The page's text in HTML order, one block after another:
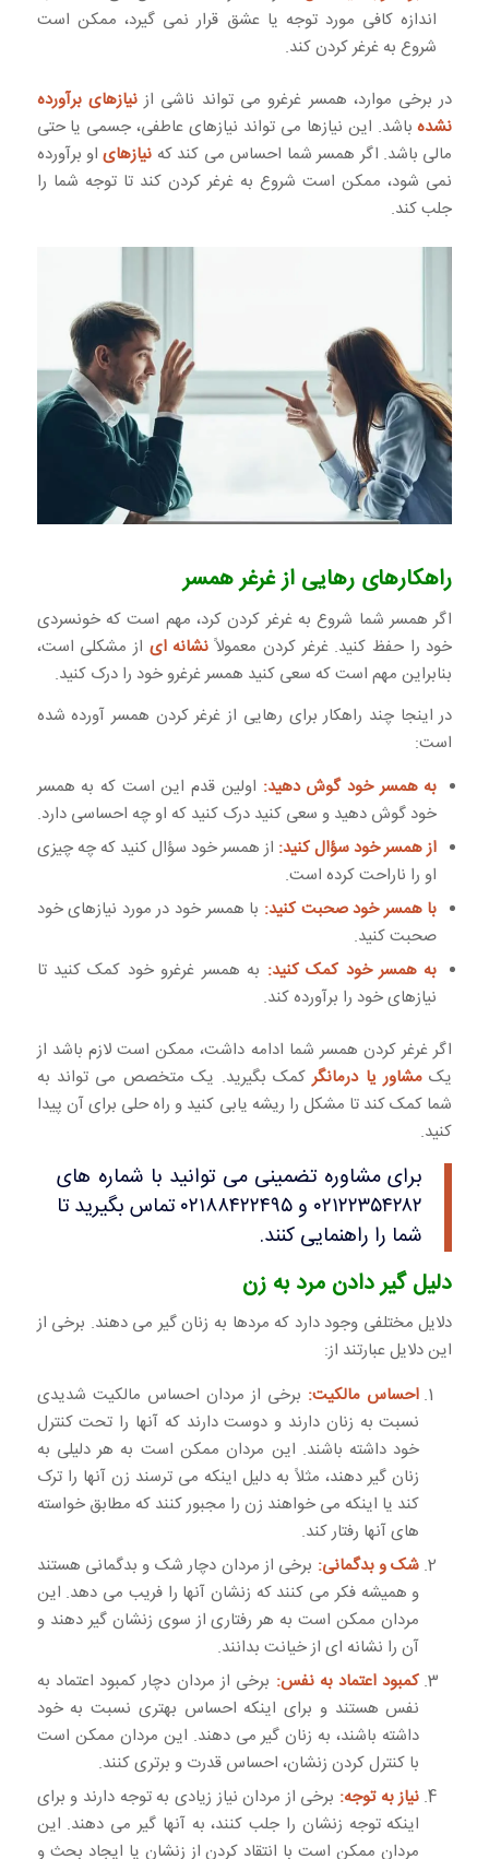
اندازه کافی مورد توجه یا عشق قرار نمی گیرد، ممکن است
شروع به غرغر کردن کند.
در برخی موارد، همسر غرغرو می تواند ناشی ازنیازهای برآورده
نشده باشد. این نیازها می تواند نیازهای عاطفی، جسمی یا حتی
مالی باشد. اگر همسر شما احساس می کند که نیازهای او برآورده
نمی شود، ممکن است شروع به غرغر کردن کند تا توجه شما را
جلب کند.
راهکارهای رهایی از غرغر همسر
اگر همسر شما شروع به غرغر کردن کرد، مهم است که خونسردی
خود را حفظ کنید. غرغر کردن معمولاً نشانه ای از مشکلی است،
بنابراین مهم است که سعی کنید همسر غرغرو خود را درک کنید.
در اینجا چند راهکار برای رهایی از غرغر کردن همسر آورده شده
است:
به همسر خود گوش دهید: اولین قدم این است که به همسر
خود گوش دهید و سعی کنید درک کنید که او چه احساسی دارد.
از همسر خود سؤال کنید: از همسر خود سؤال کنید که چه چیزی
او را ناراحت کرده است.
با همسر خود صحبت کنید: با همسر خود در مورد نیازهای خود
صحبت کنید.
به همسر خود کمک کنید: به همسر غرغرو خود کمک کنید تا
نیازهای خود را برآورده کند.
اگر غرغر کردن همسر شما ادامه داشت، ممکن است لازم باشد از
یک مشاور یا درمانگر کمک بگیرید. یک متخصص می تواند به
شما کمک کند تا مشکل را ریشه یابی کنید و راه حلی برای آن پیدا
کنید.
برای مشاوره تضمینی می توانید با شماره های
۰۲۱۲۲۳۵۴۲۸۲ و ۰۲۱۸۸۴۲۲۴۹۵ تماس بگیرید تا
شما را راهنمایی کنند.
دلیل گیر دادن مرد به زن
دلایل مختلفی وجود دارد که مردها به زنان گیر می دهند. برخی از
این دلایل عبارتند از:
احساس مالکیت: برخی از مردان احساس مالکیت شدیدی
نسبت به زنان دارند و دوست دارند که آنها را تحت کنترل
خود داشته باشند. این مردان ممکن است به هر دلیلی به
زنان گیر دهند، مثلاً به دلیل اینکه می ترسند زن آنها را ترک
کند یا اینکه می خواهند زن را مجبور کنند که مطابق خواسته
های آنها رفتار کند.
شک و بدگمانی: برخی از مردان دچار شک و بدگمانی هستند
و همیشه فکر می کنند که زنشان آنها را فریب می دهد. این
مردان ممکن است به هر رفتاری از سوی زنشان گیر دهند و
آن را نشانه ای از خیانت بدانند.
کمبود اعتماد به نفس: برخی از مردان دچار کمبود اعتماد به
نفس هستند و برای اینکه احساس بهتری نسبت به خود
داشته باشند، به زنان گیر می دهند. این مردان ممکن است
با کنترل کردن زنشان، احساس قدرت و برتری کنند.
نیاز به توجه: برخی از مردان نیاز زیادی به توجه دارند و برای
اینکه توجه زنشان را جلب کنند، به آنها گیر می دهند. این
مردان ممکن است با انتقاد کردن از زنشان یا ایجاد بحث و